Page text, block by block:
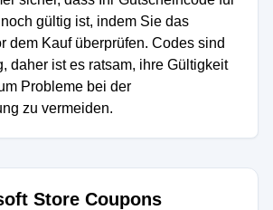
gültig ist, indem Sie das
dem Kauf überprüfen. Codes sind
daher ist es ratsam, ihre Gültigkeit
Probleme bei der
zu vermeiden.
Store Coupons